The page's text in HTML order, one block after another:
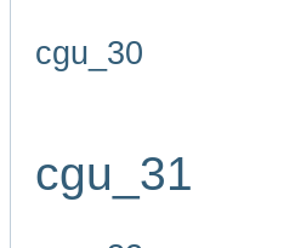
cgu_30
cgu_31